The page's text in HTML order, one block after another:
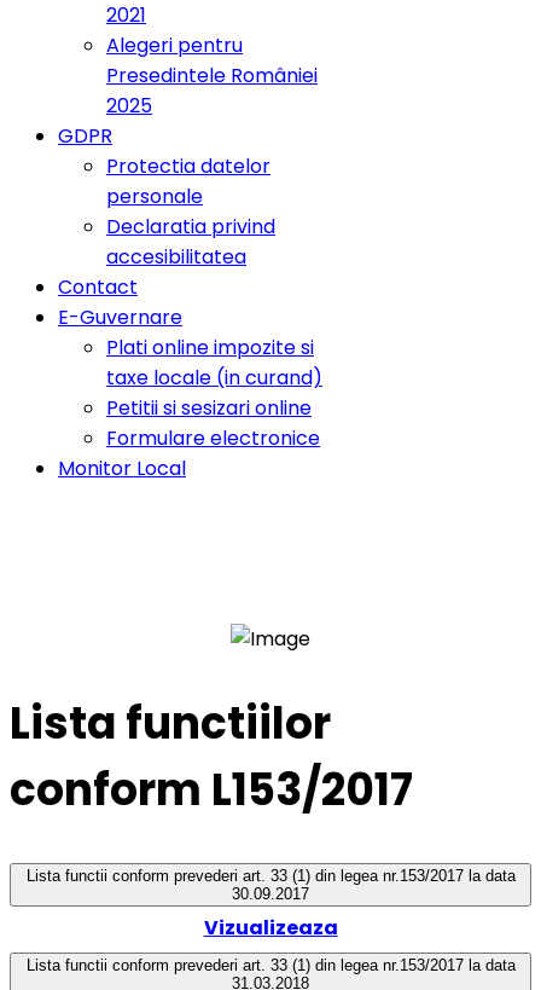
2021
Alegeri pentru
Presedintele României
2025
GDPR
Protectia datelor
personale
Declaratia privind
accesibilitatea
Contact
E-Guvernare
Plati online impozite si
taxe locale (in curand)
Petitii si sesizari online
Formulare electronice
Monitor Local
Lista functiilor
conform L153/2017
Lista functii conform prevederi art. 33 (1) din legea nr.153/2017 la data
30.09.2017
Vizualizeaza
Lista functii conform prevederi art. 33 (1) din legea nr.153/2017 la data
31.03.2018